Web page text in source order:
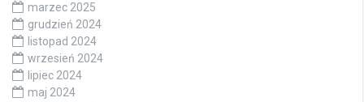
marzec 2025
grudzień 2024
listopad 2024
wrzesień 2024
lipiec 2024
maj 2024